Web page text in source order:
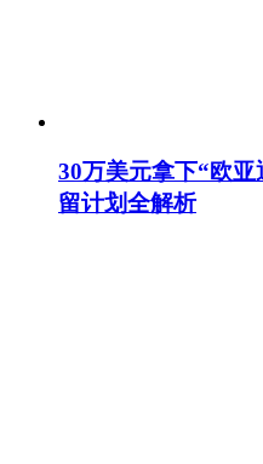
30万美元拿下“欧
留计划全解析